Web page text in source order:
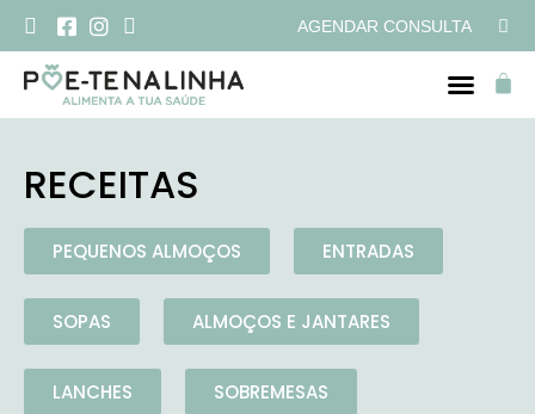
AGENDAR CONSULTA
RECEITAS
PEQUENOS ALMOÇOS ENTRADAS
SOPAS ALMOÇOS E JANTARES
LANCHES SOBREMESAS